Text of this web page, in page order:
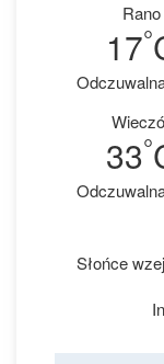
Rano
17°
33°
Słońce